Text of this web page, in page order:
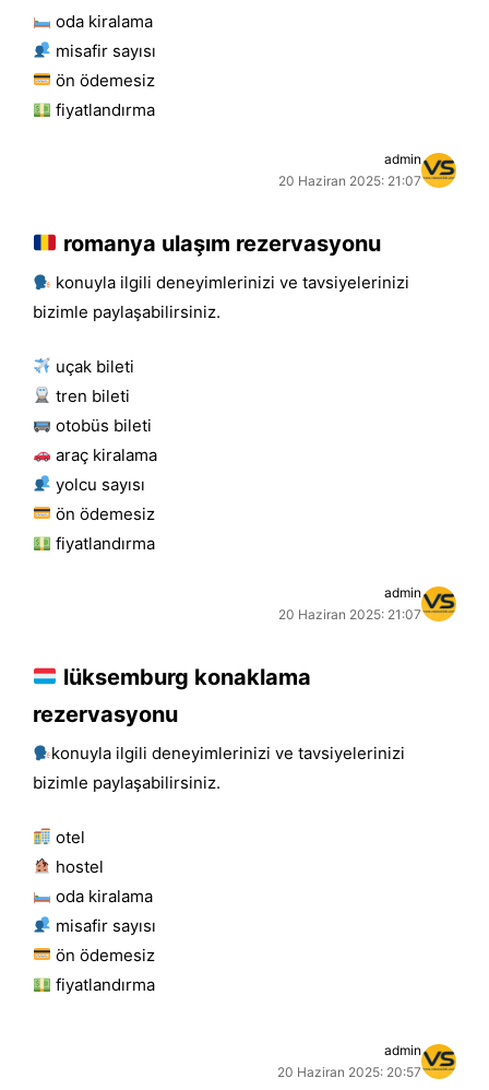
oda kiralama
misafir sayısı
ön ödemesiz
fiyatlandırma
admin
20 Haziran 2025: 21:07
romanya ulaşım rezervasyonu
konuyla ilgili deneyimlerinizi ve tavsiyelerinizi
bizimle paylaşabilirsiniz.
uçak bileti
tren bileti
otobüs bileti
araç kiralama
yolcu sayısı
ön ödemesiz
fiyatlandırma
admin
20 Haziran 2025: 21:07
lüksemburg konaklama
rezervasyonu
konuyla ilgili deneyimlerinizi ve tavsiyelerinizi
bizimle paylaşabilirsiniz.
otel
hostel
oda kiralama
misafir sayısı
ön ödemesiz
fiyatlandırma
admin
20 Haziran 2025: 20:57